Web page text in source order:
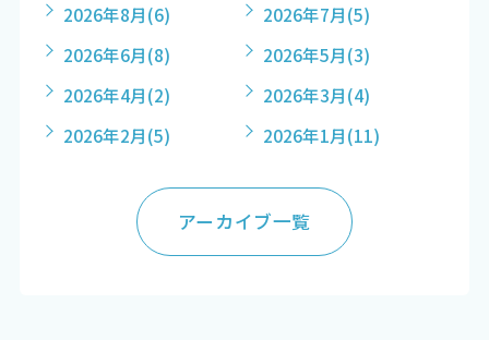
2026年8月(6) 2026年7月(5)
2026年6月(8) 2026年5月(3)
2026年4月(2) 2026年3月(4)
2026年2月(5) 2026年1月(11)
アーカイブ一覧